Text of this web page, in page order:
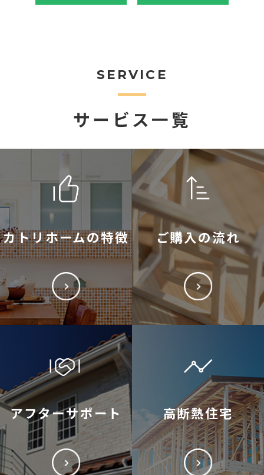
SERVICE
サービス一覧
カトリホームの特徴 ご購入の流れ
アフターサポート 高断熱住宅